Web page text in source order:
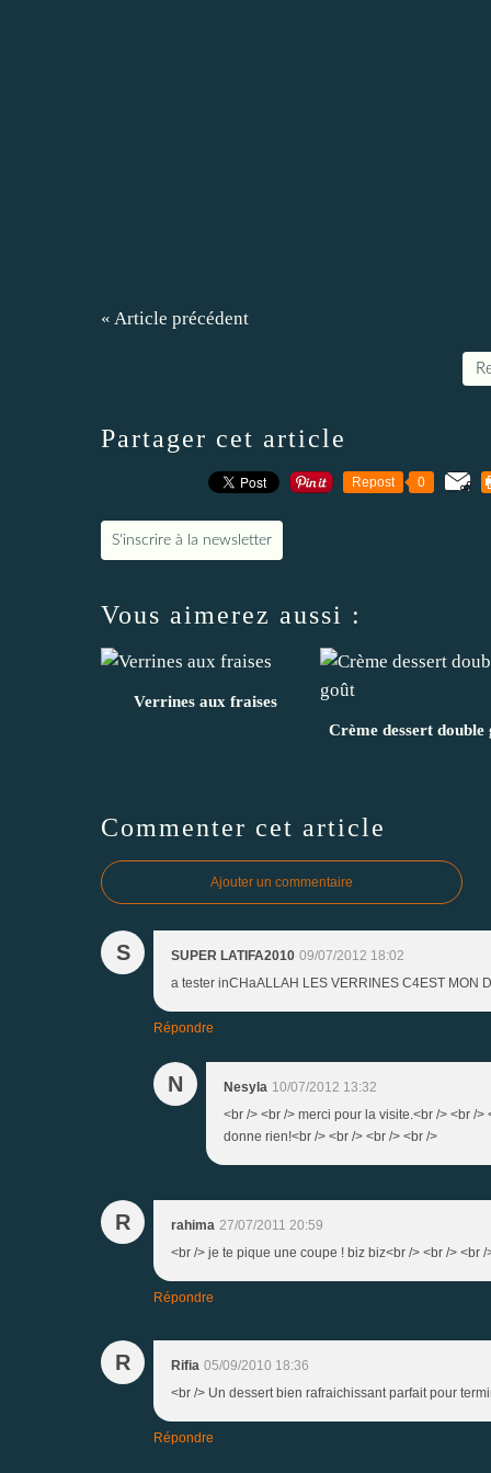
« Article précédent
Partager cet article
Repost 0
S'inscrire à la newsletter
Vous aimerez aussi :
Verrines aux fraises
Crème dessert double
Commenter cet article
Ajouter un commentaire
S SUPER LATIFA2010 09/07/2012 18:02
a tester inCHaALLAH LES VERRINES C4EST MON
Répondre
N Nesyla 10/07/2012 13:32
<br /> <br /> merci pour la visite.<br /> <br /
donne rien!<br /> <br /> <br /> <br />
R rahima 27/07/2011 20:59
<br /> je te pique une coupe ! biz biz<br /> <br /> <br /
Répondre
R Rifia 05/09/2010 18:36
<br /> Un dessert bien rafraichissant parfait pour
Répondre